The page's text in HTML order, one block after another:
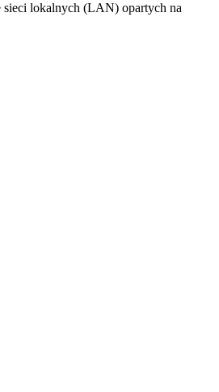
sieci lokalnych (LAN) opartych na